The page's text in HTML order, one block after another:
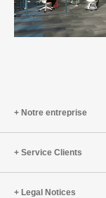
Partager
Partager
Partager
Partager
Notre entreprise
Service Clients
Legal Notices